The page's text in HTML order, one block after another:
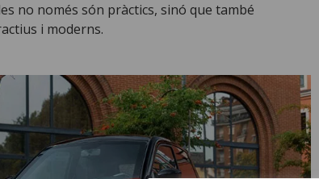
no només són pràctics, sinó que també
i moderns.